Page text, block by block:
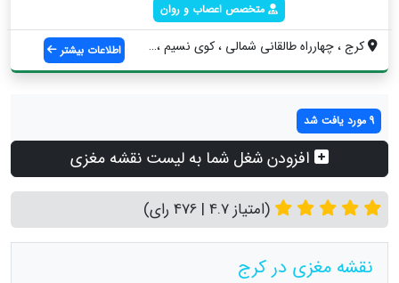
متخصص اعصاب و روان
کرج ، چهارراه طالقانی شمالی ، کوی نسیم ،... اطلاعات بیشتر
9 مورد یافت شد
افزودن شغل شما به لیست نقشه مغزی
(امتیاز 4.7 | 476 رای)
نقشه مغزی در کرج